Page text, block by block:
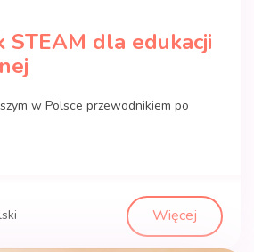
STEAM dla edukacji
w Polsce przewodnikiem po
Więcej